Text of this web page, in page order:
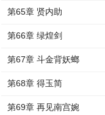
第65章 贤内助
第66章 绿煌剑
第67章 斗金背妖螂
第68章 得玉简
第69章 再见南宫婉